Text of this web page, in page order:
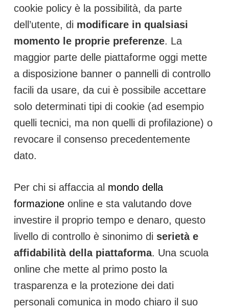
cookie policy è la possibilità, da parte
dell’utente, di modificare in qualsiasi
momento le proprie preferenze. La
maggior parte delle piattaforme oggi mette
a disposizione banner o pannelli di controllo
facili da usare, da cui è possibile accettare
solo determinati tipi di cookie (ad esempio
quelli tecnici, ma non quelli di profilazione) o
revocare il consenso precedentemente
dato.
Per chi si affaccia al mondo della
formazioneonline e sta valutando dove
investire il proprio tempo e denaro, questo
livello di controllo è sinonimo di serietà e
affidabilità della piattaforma. Una scuola
online che mette al primo posto la
trasparenza e la protezione dei dati
personali comunica in modo chiaro il suo